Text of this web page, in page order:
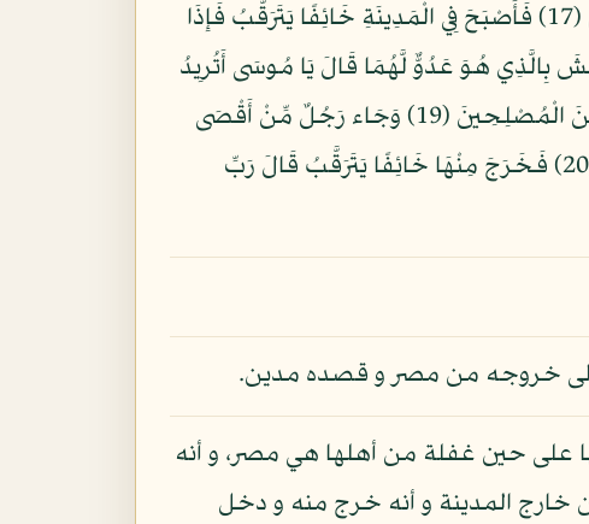
فَغَفَرَ لَهُ إِنَّهُ هُوَ الْغَفُورُ الرَّحِيمُ (16) قَالَ رَبِّ بِمَا أَنْعَمْتَ عَلَيَّ فَلَنْ أَكُونَ ظَهِيرًا لِّلْمُجْرِمِينَ (17) فَأَصْبَحَ فِي الْمَدِينَةِ خَائِفًا يَتَرَقَّبُ فَإِذَا
إِنَّكَ لَغَوِيٌّ مُّبِينٌ (18) فَلَمَّا أَنْ أَرَادَ أَن يَبْطِشَ بِالَّذِي هُوَ عَدُوٌّ لَّهُمَا قَالَ يَا مُوسَى أَتُرِيدُ
أَن تَقْتُلَنِي كَمَا قَتَلْتَ نَفْسًا بِالْأَمْسِ إِن تُرِيدُ إِلَّا أَن تَكُونَ جَبَّارًا فِي الْأَرْضِ وَمَا تُرِيدُ أَن تَكُونَ مِنَ الْمُصْلِحِينَ (19) وَجَاء رَجُلٌ مِّنْ أَقْصَى
الْمَدِينَةِ يَسْعَى قَالَ يَا مُوسَى إِنَّ الْمَلَأَ يَأْتَمِرُونَ بِكَ لِيَقْتُلُوكَ فَاخْرُجْ إِنِّي لَكَ مِنَ النَّاصِحِينَ (20) فَخَرَجَ مِنْهَا خَائِفًا يَتَرَقَّبُ قَالَ رَبِّ
خروجه من مصر و قصده مدين.
على حين غفلة من أهلها هي مصر، و أنه
المدينة و أنه خرج منه و دخل